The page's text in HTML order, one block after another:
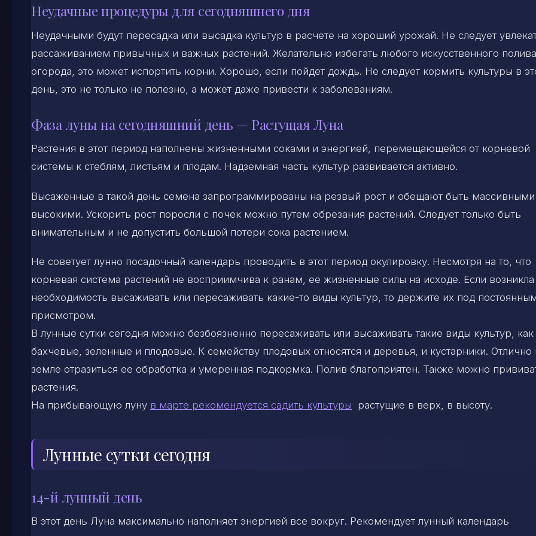
Неудачные процедуры для сегодняшнего дня
Неудачными будут пересадка или высадка культур в расчете на хороший урожай. Не следует
рассаживанием привычных и важных растений. Желательно избегать любого искусственного полива
огорода, это может испортить корни. Хорошо, если пойдет дождь. Не следует кормить культуры в
день, это не только не полезно, а может даже привести к заболеваниям.
Фаза луны на сегодняшний день — Растущая Луна
Растения в этот период наполнены жизненными соками и энергией, перемещающейся от корневой
системы к стеблям, листьям и плодам. Надземная часть культур развивается активно.
Высаженные в такой день семена запрограммированы на резвый рост и обещают быть
высокими. Ускорить рост поросли с почек можно путем обрезания растений. Следует только быть
внимательным и не допустить большой потери сока растением.
Не советует лунно посадочный календарь проводить в этот период окулировку. Несмотря на то, что
корневая система растений не восприимчива к ранам, ее жизненные силы на исходе. Если возникла
необходимость высаживать или пересаживать какие-то виды культур, то держите их под
присмотром.
В лунные сутки сегодня можно безбоязненно пересаживать или высаживать такие виды культур, как
бахчевые, зеленные и плодовые. К семейству плодовых относятся и деревья, и кустарники. Отлично
земле отразиться ее обработка и умеренная подкормка. Полив благоприятен. Также можно
растения.
На прибывающую луну в марте рекомендуется садить культуры растущие в верх, в высоту.
Лунные сутки сегодня
14-й лунный день
В этот день Луна максимально наполняет энергией все вокруг. Рекомендует лунный календарь